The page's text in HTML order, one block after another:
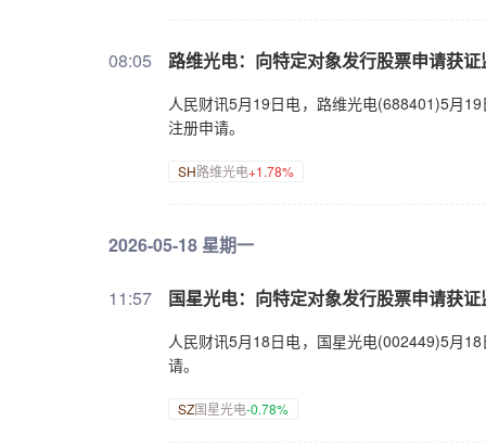
08:05 路维光电：向特定对象发行股票申请获
人民财讯5月19日电，路维光电(688401)5月
注册申请。
SH路维光电+1.78%
2026-05-18 星期一
11:57 国星光电：向特定对象发行股票申请获
人民财讯5月18日电，国星光电(002449)5月
请。
SZ国星光电-0.78%